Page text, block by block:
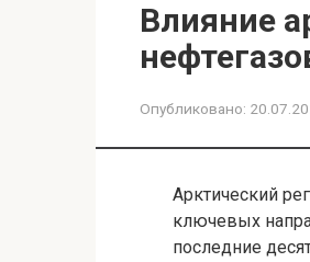
Влияние
Опубликовано:
Арктический
ключевых
последние